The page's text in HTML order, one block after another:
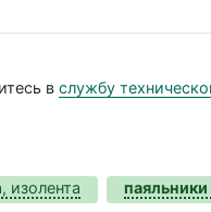
вслужбу
изолента